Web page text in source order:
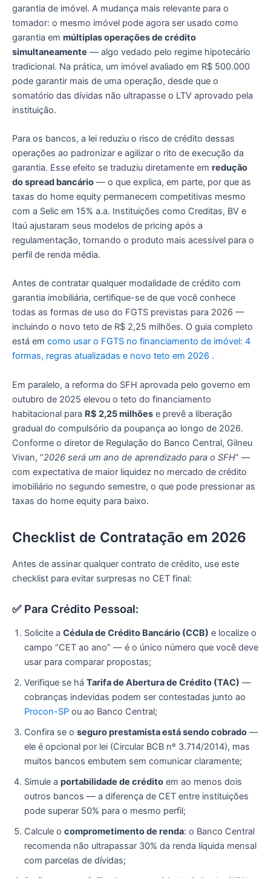
garantia de imóvel. A mudança mais relevante para o
tomador: o mesmo imóvel pode agora ser usado como
garantia em múltiplas operações de crédito
simultaneamente — algo vedado pelo regime hipotecário
tradicional. Na prática, um imóvel avaliado em R$ 500.000
pode garantir mais de uma operação, desde que o
somatório das dívidas não ultrapasse o LTV aprovado pela
instituição.
Para os bancos, a lei reduziu o risco de crédito dessas
operações ao padronizar e agilizar o rito de execução da
garantia. Esse efeito se traduziu diretamente em redução
do spread bancário — o que explica, em parte, por que as
taxas do home equity permanecem competitivas mesmo
com a Selic em 15% a.a. Instituições como Creditas, BV e
Itaú ajustaram seus modelos de pricing após a
regulamentação, tornando o produto mais acessível para o
perfil de renda média.
Antes de contratar qualquer modalidade de crédito com
garantia imobiliária, certifique-se de que você conhece
todas as formas de uso do FGTS previstas para 2026 —
incluindo o novo teto de R$ 2,25 milhões. O guia completo
está em como usar o FGTS no financiamento de imóvel: 4
formas, regras atualizadas e novo teto em 2026 .
Em paralelo, a reforma do SFH aprovada pelo governo em
outubro de 2025 elevou o teto do financiamento
habitacional para R$ 2,25 milhões e prevê a liberação
gradual do compulsório da poupança ao longo de 2026.
Conforme o diretor de Regulação do Banco Central, Gilneu
Vivan, “2026 será um ano de aprendizado para o SFH” —
com expectativa de maior liquidez no mercado de crédito
imobiliário no segundo semestre, o que pode pressionar as
taxas do home equity para baixo.
Checklist de Contratação em 2026
Antes de assinar qualquer contrato de crédito, use este
checklist para evitar surpresas no CET final:
✅ Para Crédito Pessoal:
Solicite a Cédula de Crédito Bancário (CCB) e localize o
campo “CET ao ano” — é o único número que você deve
usar para comparar propostas;
Verifique se há Tarifa de Abertura de Crédito (TAC) —
cobranças indevidas podem ser contestadas junto ao
Procon-SP ou ao Banco Central;
Confira se o seguro prestamista está sendo cobrado —
ele é opcional por lei (Circular BCB nº 3.714/2014), mas
muitos bancos embutem sem comunicar claramente;
Simule a portabilidade de crédito em ao menos dois
outros bancos — a diferença de CET entre instituições
pode superar 50% para o mesmo perfil;
Calcule o comprometimento de renda: o Banco Central
recomenda não ultrapassar 30% da renda líquida mensal
com parcelas de dívidas;